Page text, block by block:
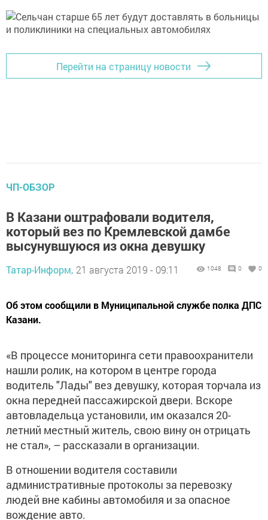
Перейти на страницу новости
ЧП-ОБЗОР
В Казани оштрафовали водителя,
который вез по Кремлевской дамбе
высунувшуюся из окна девушку
Татар-Информ, 21 августа 2019 - 09:11 1048 0 0
Об этом сообщили в Муниципальной службе полка ДПС
Казани.
«В процессе мониторинга сети правоохранители
нашли ролик, на котором в центре города
водитель "Лады" вез девушку, которая торчала из
окна передней пассажирской двери. Вскоре
автовладельца установили, им оказался 20-
летний местный житель, свою вину он отрицать
не стал», – рассказали в организации.
В отношении водителя составили
административные протоколы за перевозку
людей вне кабины автомобиля и за опасное
вождение авто.